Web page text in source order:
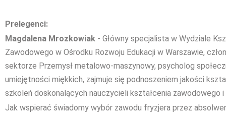
Prelegenci:
Magdalena Mrozkowiak - Główny specjalista w Wydziale
Zawodowego w Ośrodku Rozwoju Edukacji w Warszawie,
sektorze Przemysł metalowo-maszynowy, psycholog
umiejętności miękkich, zajmuje się podnoszeniem jakości
szkoleń doskonalących nauczycieli kształcenia zawodowego
Jak wspierać świadomy wybór zawodu fryzjera przez